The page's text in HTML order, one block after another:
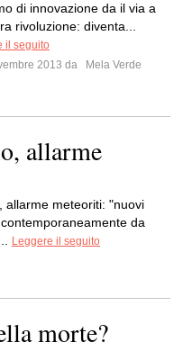
di innovazione da il via a
rivoluzione: diventa...
il seguito
2013 da
Mela Verde
allarme
allarme meteoriti: "nuovi
da
Leggere il seguito
morte?